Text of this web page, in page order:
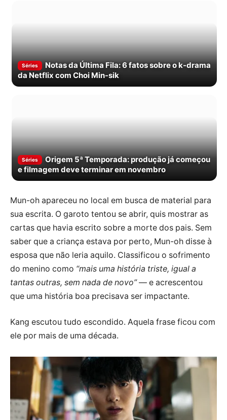
Séries
Notas da Última Fila: 6 fatos sobre o k-drama
da Netflix com Choi Min-sik
Séries
Origem 5ª Temporada: produção já começou
e filmagem deve terminar em novembro
Mun-oh apareceu no local em busca de material para
sua escrita. O garoto tentou se abrir, quis mostrar as
cartas que havia escrito sobre a morte dos pais. Sem
saber que a criança estava por perto, Mun-oh disse à
esposa que não leria aquilo. Classificou o sofrimento
do menino como “mais uma história triste, igual a
tantas outras, sem nada de novo”— e acrescentou
que uma história boa precisava ser impactante.
Kang escutou tudo escondido. Aquela frase ficou com
ele por mais de uma década.